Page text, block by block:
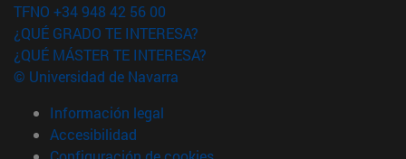
TFNO +34 948 42 56 00
¿QUÉ GRADO TE INTERESA?
¿QUÉ MÁSTER TE INTERESA?
© Universidad de Navarra
Información legal
Accesibilidad